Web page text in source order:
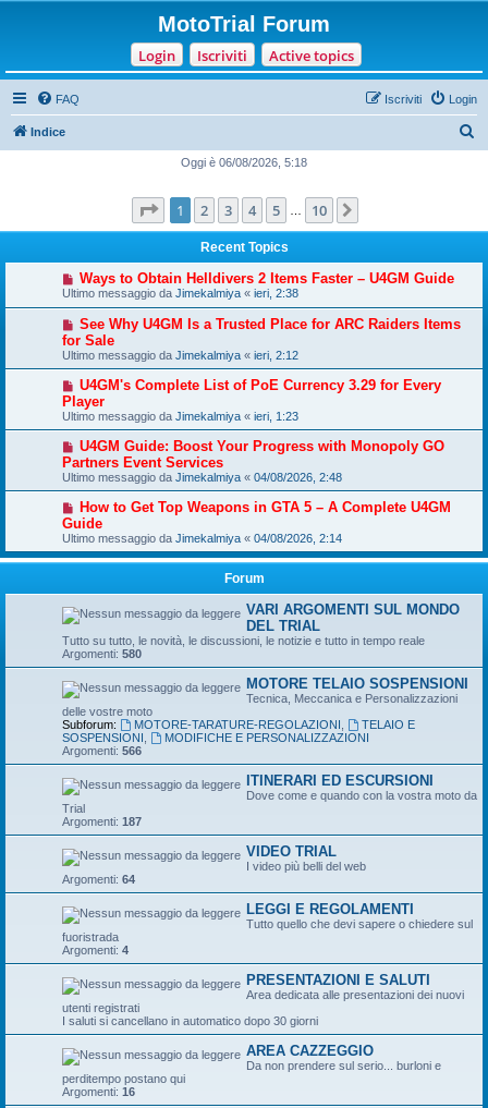
MotoTrial Forum
Login Iscriviti Active topics
FAQ Login
Iscriviti
Indice
a
Oggi è 06/08/2026, 5:18
Pagina di 10
1 2 3 4 5 10
Recent Topics
Ways to Obtain Helldivers 2 Items Faster – U4GM Guide
Ultimo messaggio da Jimekalmiya « ieri, 2:38
See Why U4GM Is a Trusted Place for ARC Raiders Items
for Sale
Ultimo messaggio da Jimekalmiya « ieri, 2:12
U4GM's Complete List of PoE Currency 3.29 for Every
Player
Ultimo messaggio da Jimekalmiya « ieri, 1:23
U4GM Guide: Boost Your Progress with Monopoly GO
Partners Event Services
Ultimo messaggio da Jimekalmiya « 04/08/2026, 2:48
How to Get Top Weapons in GTA 5 – A Complete U4GM
Guide
Ultimo messaggio da Jimekalmiya « 04/08/2026, 2:14
Forum
VARI ARGOMENTI SUL MONDO
DEL TRIAL
Tutto su tutto, le novità, le discussioni, le notizie e tutto in tempo reale
Argomenti: 580
MOTORE TELAIO SOSPENSIONI
Tecnica, Meccanica e Personalizzazioni
delle vostre moto
Subforum:
MOTORE-TARATURE-REGOLAZIONI
TELAIO E
SOSPENSIONI
MODIFICHE E PERSONALIZZAZIONI
Argomenti: 566
ITINERARI ED ESCURSIONI
Dove come e quando con la vostra moto da
Trial
Argomenti: 187
VIDEO TRIAL
I video più belli del web
Argomenti: 64
LEGGI E REGOLAMENTI
Tutto quello che devi sapere o chiedere sul
fuoristrada
Argomenti: 4
PRESENTAZIONI E SALUTI
Area dedicata alle presentazioni dei nuovi
utenti registrati
I saluti si cancellano in automatico dopo 30 giorni
AREA CAZZEGGIO
Da non prendere sul serio... burloni e
perditempo postano qui
Argomenti: 16